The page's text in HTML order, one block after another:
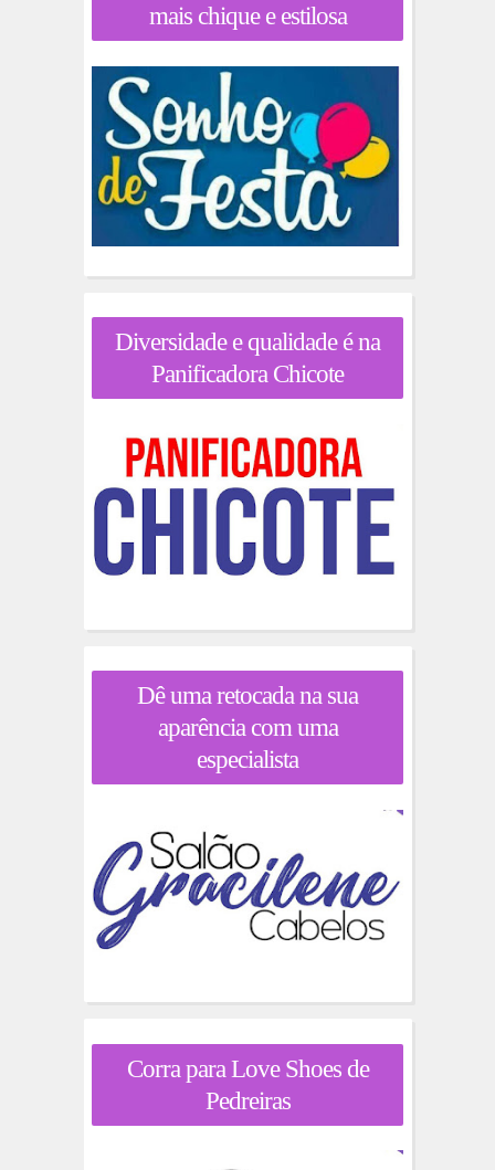
mais chique e estilosa
Diversidade e qualidade é na
Panificadora Chicote
Dê uma retocada na sua
aparência com uma
especialista
Corra para Love Shoes de
Pedreiras